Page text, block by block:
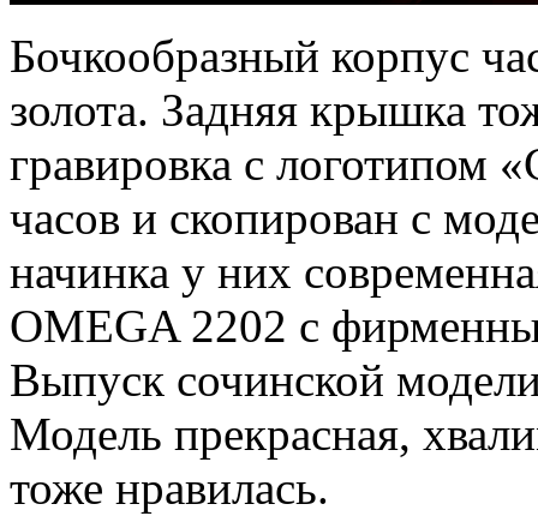
Бочкообразный корпус
золота. Задняя крышка
гравировка с логотипом
часов и скопирован с
начинка у них
OMEGA 2202 с
Выпуск сочинской
Модель прекрасная,
тоже нравилась.